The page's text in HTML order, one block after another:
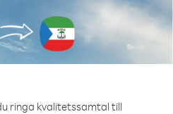
ringa kvalitetssamtal till